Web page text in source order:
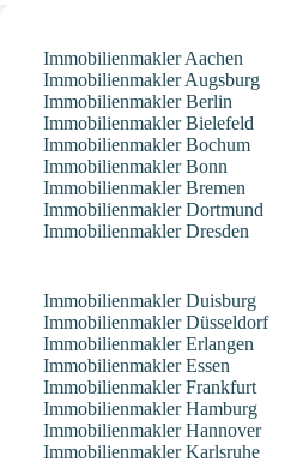
Immobilienmakler Aachen
Immobilienmakler Augsburg
Immobilienmakler Berlin
Immobilienmakler Bielefeld
Immobilienmakler Bochum
Immobilienmakler Bonn
Immobilienmakler Bremen
Immobilienmakler Dortmund
Immobilienmakler Dresden
Immobilienmakler Duisburg
Immobilienmakler Düsseldorf
Immobilienmakler Erlangen
Immobilienmakler Essen
Immobilienmakler Frankfurt
Immobilienmakler Hamburg
Immobilienmakler Hannover
Immobilienmakler Karlsruhe